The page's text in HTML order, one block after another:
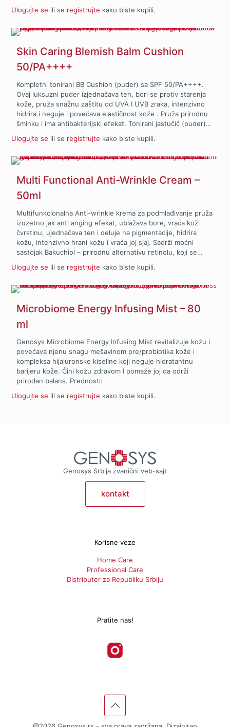
Ulogujte se ili se registrujte kako biste kupili.
Skin Caring Blemish Balm Cushion
50/PA++++
Kompletni tonirani BB Cushion (puder) sa SPF 50/PA++++.
Ovaj luksuzni puder izjednačava ten, bori se protiv starenja
kože, pruža snažnu zaštitu od UVA I UVB zraka, intenzivno
hidrira i neguje i povećava elastičnost kože . Pruža prirodnu
šminku i ima antibakterijski efekat. Tonirani jastučić (puder)
regenerirajućih peptida i Volufiline™ kompleks protiv
intenzivnu hidrataciju kože i negu kože. Stimuliše ćelijsku
glikozaminoglikana, što zauzvrat pomaže u povećanju
zapremine dermisa, povećava gustinu i elastičnost kože.
Više od 60% proizvoda čine hidratantni ekstrakti koji daju
prirodan, zdrav sjaj. Različiti peptidni kompleksi posebno
pomažu u nezi kože. (SPF 50 / PA++++) Prednosti:
Ulogujte se ili se registrujte kako biste kupili.
Multi Functional Anti-Wrinkle Cream –
50ml
Multifunkcionalna Anti-wrinkle krema za podmlađivanje pruža
izuzetno jak anti anging efekat, ublažava bore, vraća koži
čvrstinu, ujednačava ten i deluje na pigmentacije, hidrira
kožu, intenzivno hrani kožu i vraća joj sjaj. Sadrži moćni
sastojak Bakuchiol – prirodnu alternativu retinolu, koji se
koži. Prednosti:
Ulogujte se ili se registrujte kako biste kupili.
Microbiome Energy Infusing Mist – 80
ml
Genosys Microbiome Energy Infusing Mist revitalizuje kožu i
povećava njenu snagu mešavinom pre/probiotika kože i
kompleksa hijaluronske kiseline koji neguje hidratantnu
barijeru kože. Čini kožu zdravom I pomaže joj da održi
prirodan balans. Prednosti:
Ulogujte se ili se registrujte kako biste kupili.
Genosys Srbija zvanični veb-sajt
kontakt
Korisne veze
Home Care
Professional Care
Distributer za Republiku Srbiju
Pratite nas!